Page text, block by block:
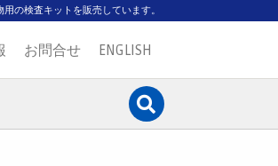
の検査キットを販売しています。
お問合せ ENGLISH